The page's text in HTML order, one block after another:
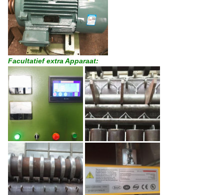
Facultatief extra Apparaat: